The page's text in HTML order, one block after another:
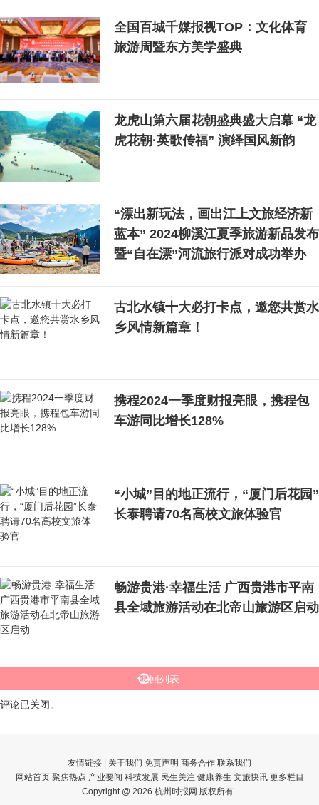
全国百城千媒报视TOP：文化体育
旅游周暨东方美学盛典
龙虎山第六届花朝盛典盛大启幕 “龙
虎花朝·英歌传福” 演绎国风新韵
“漂出新玩法，画出江上文旅经济新
蓝本” 2024柳溪江夏季旅游新品发布
暨“自在漂”河流旅行派对成功举办
古北水镇十大必打卡点，邀您共赏水
乡风情新篇章！
携程2024一季度财报亮眼，携程包
车游同比增长128%
“小城”目的地正流行，“厦门后花园”
长泰聘请70名高校文旅体验官
畅游贵港·幸福生活 广西贵港市平南
县全域旅游活动在北帝山旅游区启动
返回列表
评论已关闭。
友情链接 | 关于我们 免责声明 商务合作 联系我们
网站首页 聚焦热点 产业要闻 科技发展 民生关注 健康养生 文旅快讯 更多栏目
Copyright @ 2026 杭州时报网 版权所有